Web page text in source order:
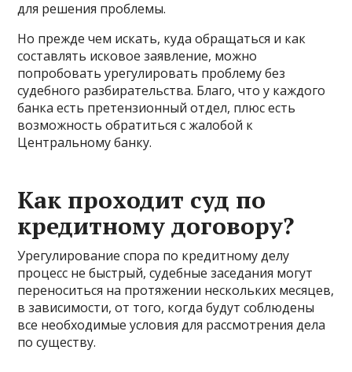
для решения проблемы.
Но прежде чем искать, куда обращаться и как
составлять исковое заявление, можно
попробовать урегулировать проблему без
судебного разбирательства. Благо, что у каждого
банка есть претензионный отдел, плюс есть
возможность обратиться с жалобой к
Центральному банку.
Как проходит суд по
кредитному договору?
Урегулирование спора по кредитному делу
процесс не быстрый, судебные заседания могут
переноситься на протяжении нескольких месяцев,
в зависимости, от того, когда будут соблюдены
все необходимые условия для рассмотрения дела
по существу.